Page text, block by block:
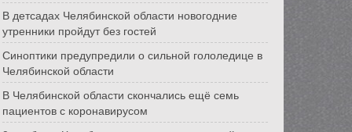
В детсадах Челябинской области новогодние
утренники пройдут без гостей
Синоптики предупредили о сильной гололедице в
Челябинской области
В Челябинской области скончались ещё семь
пациентов с коронавирусом